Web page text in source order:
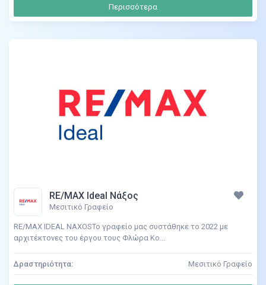
Περισσότερα
RE/MAX Ideal Νάξος
Μεσιτικό Γραφείο
RE/MAX IDEAL NAXOSΤο γραφείο μας συστάθηκε το 2022 με
αρχιτέκτονες του έργου τους Φλώρα Κο...
Δραστηριότητα: Μεσιτικό Γραφείο